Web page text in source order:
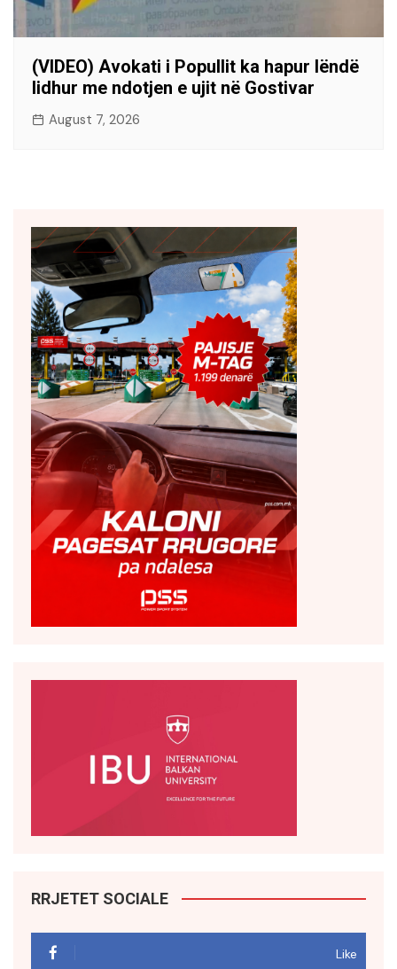
(VIDEO) Avokati i Popullit ka hapur lëndë
lidhur me ndotjen e ujit në Gostivar
August 7, 2026
RRJETET SOCIALE
Like